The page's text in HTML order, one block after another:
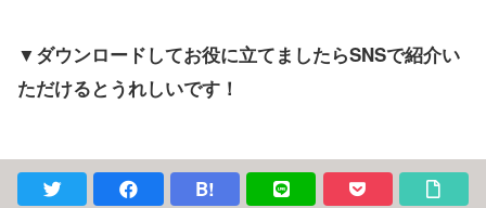
▼ダウンロードしてお役に立てましたらSNSで紹介い
ただけるとうれしいです！
B!